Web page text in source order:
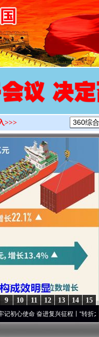
>>>
15
14
13
12
11
10
9
奋进复兴征程丨“转折之城”激荡..